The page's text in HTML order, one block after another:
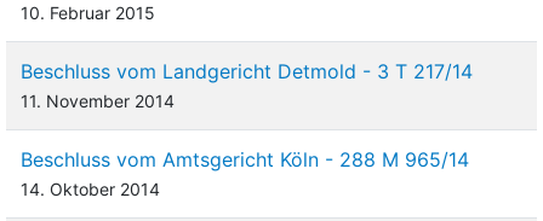
10. Februar 2015
Beschluss vom Landgericht Detmold - 3 T 217/14
11. November 2014
Beschluss vom Amtsgericht Köln - 288 M 965/14
14. Oktober 2014